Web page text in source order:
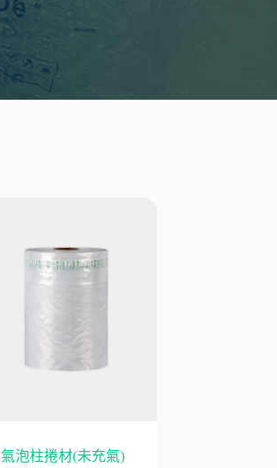
氣泡柱捲材(未充氣)